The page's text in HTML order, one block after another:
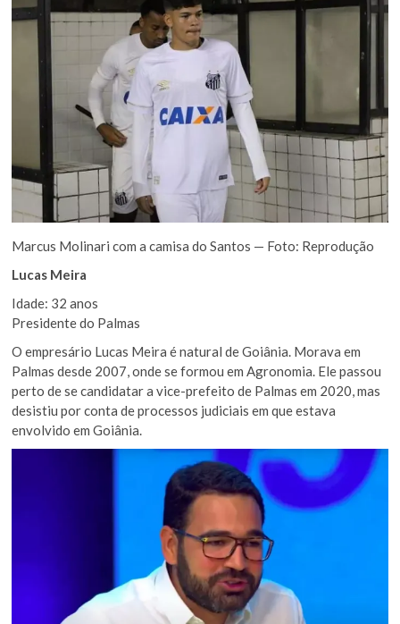
Marcus Molinari com a camisa do Santos — Foto: Reprodução
Lucas Meira
Idade: 32 anos
Presidente do Palmas
O empresário Lucas Meira é natural de Goiânia. Morava em
Palmas desde 2007, onde se formou em Agronomia. Ele passou
perto de se candidatar a vice-prefeito de Palmas em 2020, mas
desistiu por conta de processos judiciais em que estava
envolvido em Goiânia.